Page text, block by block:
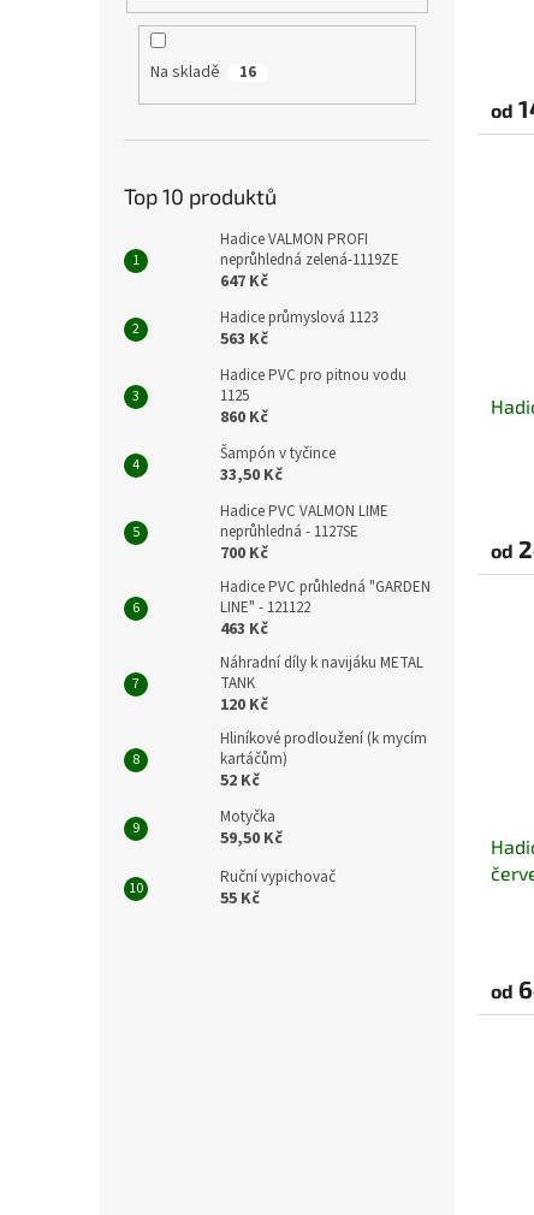
Na skladě 16
Top 10 produktů
Hadice VALMON PROFI
neprůhledná zelená-1119ZE
647 Kč
Hadice průmyslová 1123
563 Kč
Hadice PVC pro pitnou vodu
1125
860 Kč
Šampón v tyčince
33,50 Kč
Hadice PVC VALMON LIME
neprůhledná - 1127SE
700 Kč
Hadice PVC průhledná "GARDEN
LINE" - 121122
463 Kč
Náhradní díly k navijáku METAL
TANK
120 Kč
Hliníkové prodloužení (k mycím
kartáčům)
52 Kč
Motyčka
59,50 Kč
Ruční vypichovač
55 Kč
od
od
od